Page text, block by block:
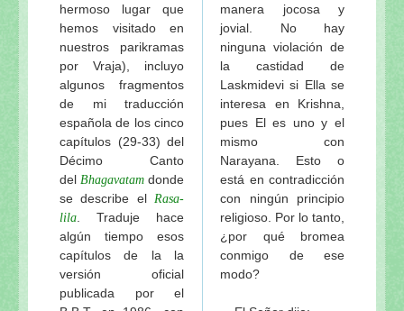
Apéndice 7
Nama-bhajana es la mejor práctica del bhakti
-
Japa-mala y Nama-sankhya
- sábado, 15 de enero
Clases de mantras. Nombres primarios y
Rasayana-japa
- sábado, 15 de enero de 2011
Cantos distintos, rasas distintas - sábado, 15 de
Apéndice 8
Técnicas y consejos prácticos para mejorar la
Técnicas y consejos prácticos para mejorar la
Oraciones para superar las ofensas
Oraciones para superar las ofensas
La concepción madhurya-bhava del maha-mantra
Fragmentos de mi curso sobre el santo nombre de
hermoso lugar que
hemos visitado en
nuestros parikramas
por Vraja), incluyo
algunos fragmentos
de mi traducción
española de los cinco
capítulos (29-33) del
Décimo Canto
del Bhagavatam donde
se describe el Rasa-
lila . Traduje hace
algún tiempo esos
capítulos de la la
versión oficial
publicada por el
manera jocosa y
jovial. No hay
ninguna violación de
la castidad de
Laskmidevi si Ella se
interesa en Krishna,
pues El es uno y el
mismo con
Narayana. Esto o
está en contradicción
con ningún principio
religioso. Por lo tanto,
¿por qué bromea
conmigo de ese
modo?